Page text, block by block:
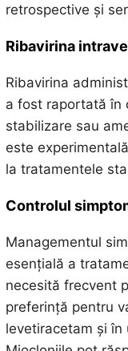
retrospective și
Ribavirina
Ribavirina
a fost raportată în
stabilizare sau
este
la tratamentele
Controlul
Managementul
esențială a
necesită frecvent
preferință pentru
levetiracetam și